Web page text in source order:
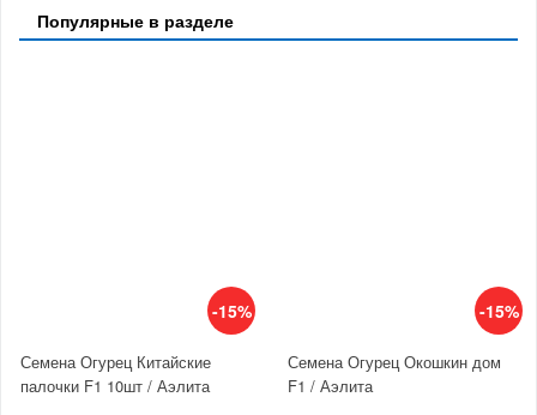
Популярные в разделе
-15%
Семена Огурец Китайские
палочки F1 10шт / Аэлита
-15%
Семена Огурец Окошкин дом
F1 / Аэлита